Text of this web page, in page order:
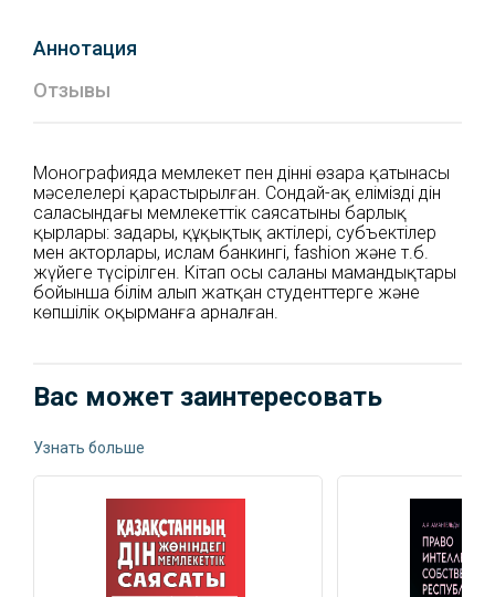
Аннотация
Отзывы
Монографияда мемлекет пен діннің өзара қатынасы
мәселелері қарастырылған. Сондай-ақ еліміздің дін
саласындағы мемлекеттік саясатының барлық
қырлары: заңдары, құқықтық актілері, субъектілер
мен акторлары, ислам банкингі, fashion және т.б.
жүйеге түсірілген. Кітап осы саланың мамандықтары
бойынша білім алып жатқан студенттерге және
көпшілік оқырманға арналған.
Вас может заинтересовать
Узнать больше